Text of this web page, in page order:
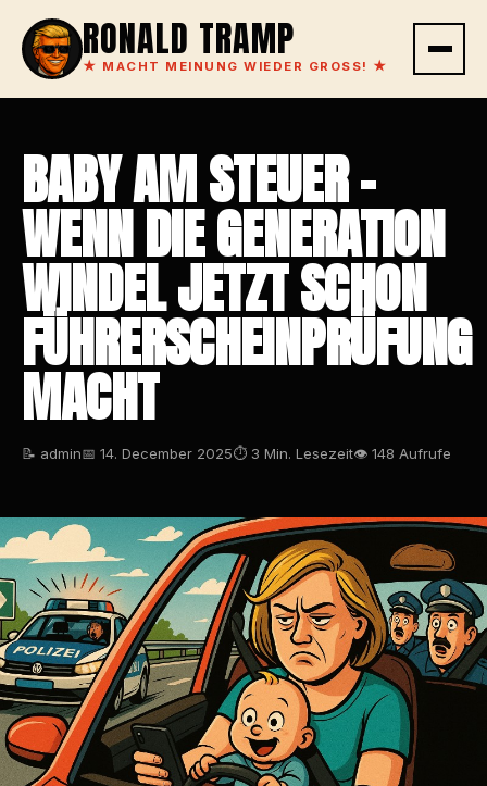
RONALD TRAMP
★ MACHT MEINUNG WIEDER GROSS! ★
BABY AM STEUER –
WENN DIE GENERATION
WINDEL JETZT SCHON
FÜHRERSCHEINPRÜFUNG
MACHT
📝 admin📅 14. December 2025⏱ 3 Min. Lesezeit👁 148 Aufrufe